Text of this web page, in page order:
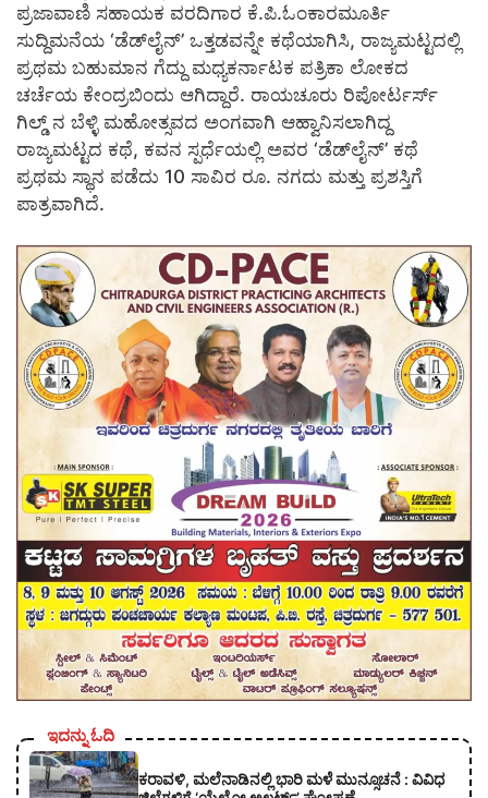
ಪ್ರಜಾವಾಣಿ ಸಹಾಯಕ ವರದಿಗಾರ ಕೆ.ಪಿ.ಓಂಕಾರಮೂರ್ತಿ
ಸುದ್ದಿಮನೆಯ ‘ಡೆಡ್‍ಲೈನ್’ ಒತ್ತಡವನ್ನೇ ಕಥೆಯಾಗಿಸಿ, ರಾಜ್ಯಮಟ್ಟದಲ್ಲಿ
ಪ್ರಥಮ ಬಹುಮಾನ ಗೆದ್ದು ಮಧ್ಯಕರ್ನಾಟಕ ಪತ್ರಿಕಾ ಲೋಕದ
ಚರ್ಚೆಯ ಕೇಂದ್ರಬಿಂದು ಆಗಿದ್ದಾರೆ. ರಾಯಚೂರು ರಿಪೋರ್ಟರ್ಸ್
ಗಿಲ್ಡ್ ನ ಬೆಳ್ಳಿ ಮಹೋತ್ಸವದ ಅಂಗವಾಗಿ ಆಹ್ವಾನಿಸಲಾಗಿದ್ದ
ರಾಜ್ಯಮಟ್ಟದ ಕಥೆ, ಕವನ ಸ್ಪರ್ಧೆಯಲ್ಲಿ ಅವರ ‘ಡೆಡ್‍ಲೈನ್’ ಕಥೆ
ಪ್ರಥಮ ಸ್ಥಾನ ಪಡೆದು 10 ಸಾವಿರ ರೂ. ನಗದು ಮತ್ತು ಪ್ರಶಸ್ತಿಗೆ
ಪಾತ್ರವಾಗಿದೆ.
ಇದನ್ನು ಓದಿ
ಕರಾವಳಿ, ಮಲೆನಾಡಿನಲ್ಲಿ ಭಾರಿ ಮಳೆ ಮುನ್ಸೂಚನೆ : ವಿವಿಧ